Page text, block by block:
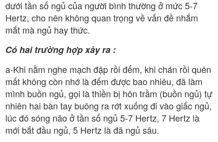
dưới tần số ngủ của người bình thường ở mức 5-7
Hertz, cho nên không quan trọng về vấn đề nhắm
mắt mà ngủ hay thức.
Có hai trường hợp xảy ra :
a-Khi nằm nghe mạch đập rồi đếm, khi chán rồi quên
mất không còn nhớ là đếm được bao nhiêu, đã làm
mình buồn ngủ, gọi là thiền bị hôn trầm (buồn ngủ) tự
nhiên hai bàn tay buông ra rớt xuống đi vào giấc ngủ,
lúc đó sóng não ở tần số ngủ 5-7 Hertz, 7 Hertz là
mới bắt đầu ngủ, 5 Hertz là đã ngủ sâu.